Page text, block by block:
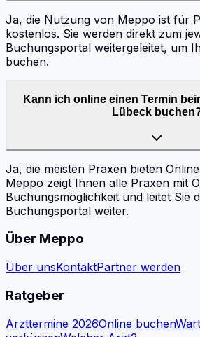
Ja, die Nutzung von Meppo ist für
kostenlos. Sie werden direkt zum
Buchungsportal weitergeleitet, um
buchen.
Kann ich online einen Termin
Lübeck
Ja, die meisten Praxen bieten
Meppo zeigt Ihnen alle Praxen mit
Buchungsmöglichkeit und leitet Sie
Buchungsportal weiter.
Über Meppo
Über unsKontaktPartner werden
Ratgeber
Arzttermine 2026Online buchen